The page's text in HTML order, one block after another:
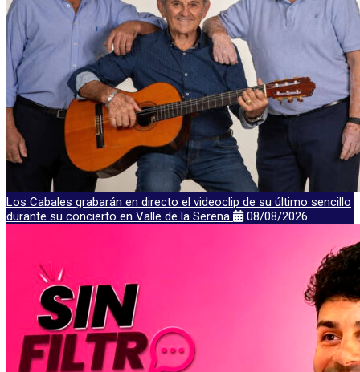
Los Cabales grabarán en directo el videoclip de su último sencillo
durante su concierto en Valle de la Serena
08/08/2026